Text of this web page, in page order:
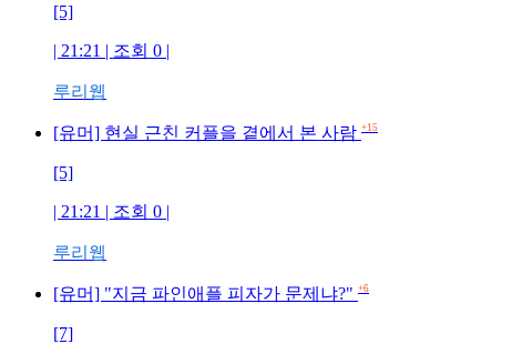
[5]
| 21:21 | 조회 0 |
루리웹
[유머] 현실 근친 커플을 곁에서 본 사람 +15
[5]
| 21:21 | 조회 0 |
루리웹
[유머] "지금 파인애플 피자가 문제냐?" +6
[7]